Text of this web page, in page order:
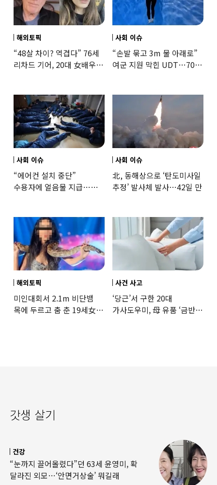
해외토픽
“48살 차이? 역겹다” 76세
리차드 기어, 20대 女배우와
사회 이슈
“손발 묶고 3m 물 아래로”
여군 지원 막힌 UDT…707
사회 이슈
“에어컨 설치 중단”
수용자에 얼음물 지급…
사회 이슈
北, 동해상으로 ‘탄도미사일
추정’ 발사체 발사…42일 만
해외토픽
미인대회서 2.1m 비단뱀
목에 두르고 춤 춘 19세女
사건 사고
‘당근’서 구한 20대
가사도우미, 母 유품 ‘금반지
갓생 살기
건강
“눈까지 끌어올렸다”던 63세 윤영미, 확
달라진 외모…‘안면거상술’ 뭐길래